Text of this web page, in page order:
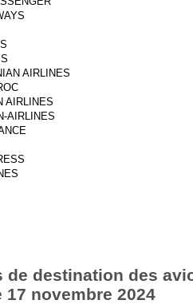
AIRLINES
AIRLINES
AIRLINES
de destination des
17 novembre 2024